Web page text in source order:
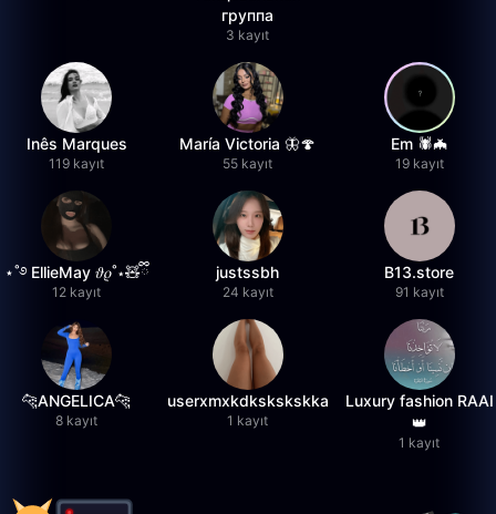
группа
3 kayıt
Inês Marques
119 kayıt
María Victoria 🦋🍄
55 kayıt
Em 🕷️🦇
19 kayıt
⋆˚࿔ EllieMay 𝜗𝜚˚⋆🧸ྀི
12 kayıt
justssbh
24 kayıt
B13.store
91 kayıt
🐆ANGELICA🐆
8 kayıt
userxmxkdkskskskka
1 kayıt
Luxury fashion RAAI
👑
1 kayıt